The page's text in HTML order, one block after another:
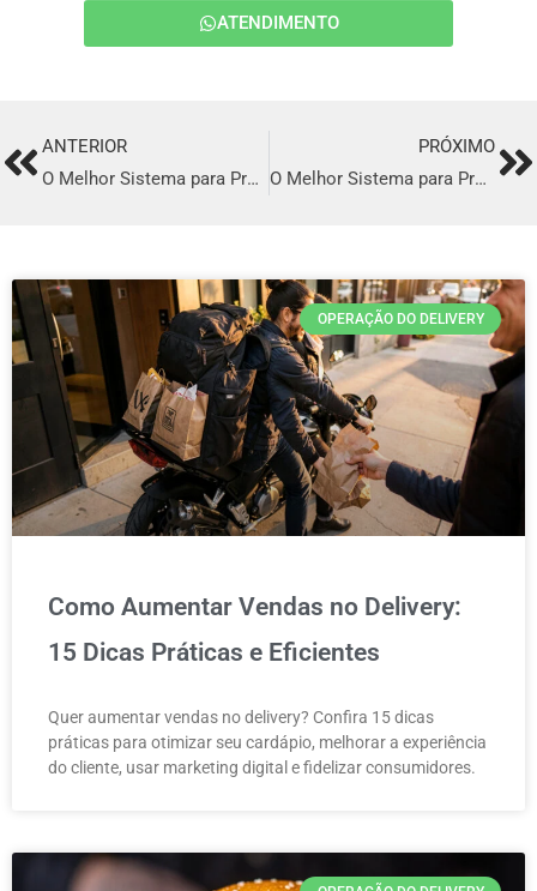
ATENDIMENTO
PrevANTERIOR
O Melhor Sistema para Profissionalizar o seu Delivery em Macaé
PRÓXIMO
O Melhor Sistema para Profissionalizar o seu Delivery em Parnamirim
OPERAÇÃO DO DELIVERY
Como Aumentar Vendas no Delivery:
15 Dicas Práticas e Eficientes
Quer aumentar vendas no delivery? Confira 15 dicas
práticas para otimizar seu cardápio, melhorar a experiência
do cliente, usar marketing digital e fidelizar consumidores.